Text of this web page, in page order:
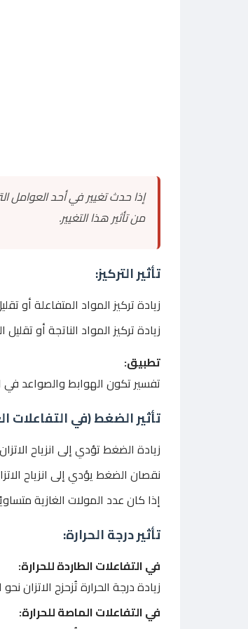
إذا حدث تغيير في أحد العوامل
من تأثير هذا التغيير.
تأثير التركيز:
زيادة تركيز المواد المتفاعلة أو
زيادة تركيز المواد الناتجة أو
تطبيق:
تفسير تكون الهوابط والصواعد في
تأثير الضغط (في التفاعلات
زيادة الضغط تؤدي إلى انزياح
نقصان الضغط يؤدي إلى انزياح
إذا كان عدد المولات الغازية
تأثير درجة الحرارة:
في التفاعلات الطاردة للحرارة:
زيادة درجة الحرارة تُزحزح الاتزان
في التفاعلات الماصة للحرارة: